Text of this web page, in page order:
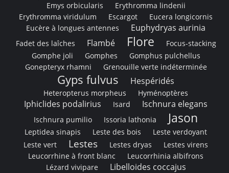
Emys orbicularis
Erythromma lindenii
Erythromma viridulum
Escargot
Eucera longicornis
Eucère à longues antennes
Euphydryas aurinia
Fadet des laîches Flambé Flore
Focus-stacking
Gomphe joli
Gomphes
Gomphus pulchellus
Gonepteryx rhamni
Grenouille verte indéterminée
Gyps fulvus Hespéridés
Heteropterus morpheus Hyménoptères
Iphiclides podalirius Isard Ischnura elegans
Ischnura pumilio Issoria lathonia Jason
Leptidea sinapis Leste des bois
Leste verdoyant
Leste vert
Lestes Lestes dryas
Lestes virens
Leucorrhine à front blanc
Leucorrhinia albifrons
Lézard vivipare
Libelloides coccajus